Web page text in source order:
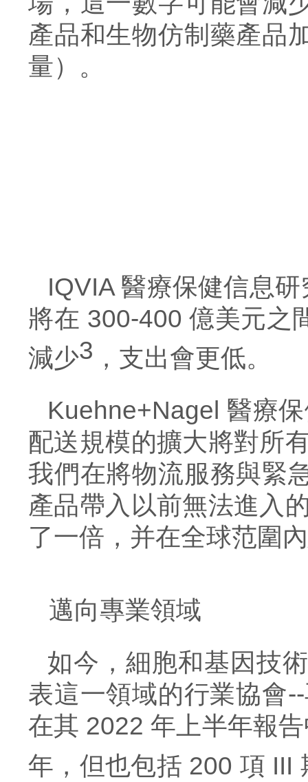
產品和生物仿制藥產品
量）。
IQVIA 醫療保健信息
將在 300-400 億美元之
減少3 ，支出會更低。
Kuehne+Nagel 醫療
配送規模的擴大將對所
我們在將物流服務與緊
產品帶入以前無法進入
了一倍，并在全球范圍
邁向專業領域
如今，細胞和基因技
表這一領域的行業協會
在其 2022 年上半年報
年，但也包括 200 項 III